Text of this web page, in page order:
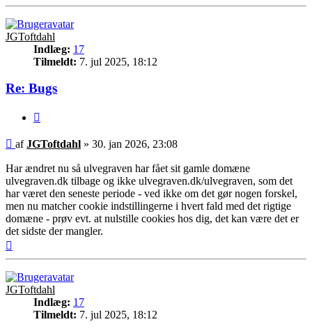
JGToftdahl
Indlæg: 17
Tilmeldt: 7. jul 2025, 18:12
Re: Bugs
Indlæg
afJGToftdahl » 30. jan 2026, 23:08
Har ændret nu så ulvegraven har fået sit gamle domæne
ulvegraven.dk tilbage og ikke ulvegraven.dk/ulvegraven, som det
har været den seneste periode - ved ikke om det gør nogen forskel,
men nu matcher cookie indstillingerne i hvert fald med det rigtige
domæne - prøv evt. at nulstille cookies hos dig, det kan være det er
det sidste der mangler.
JGToftdahl
Indlæg: 17
Tilmeldt: 7. jul 2025, 18:12